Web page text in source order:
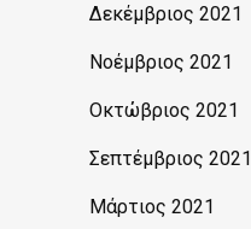
Δεκέμβριος 2021
Νοέμβριος 2021
Οκτώβριος 2021
Σεπτέμβριος 2021
Μάρτιος 2021